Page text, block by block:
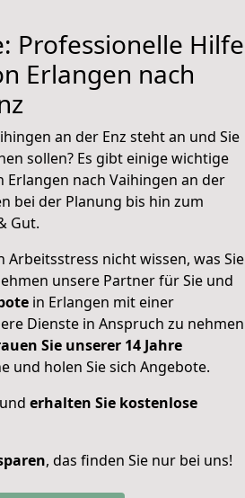
Professionelle Hilfe
Erlangen nach
an der Enz steht an und Sie
sollen? Es gibt einige wichtige
Erlangen nach Vaihingen an der
bei der Planung bis hin zum
Gut.
nicht wissen, was Sie
unsere Partner für Sie und
in Erlangen mit einer
Dienste in Anspruch zu nehmen
Sie unserer 14 Jahre
und holen Sie sich Angebote.
erhalten Sie kostenlose
, das finden Sie nur bei uns!